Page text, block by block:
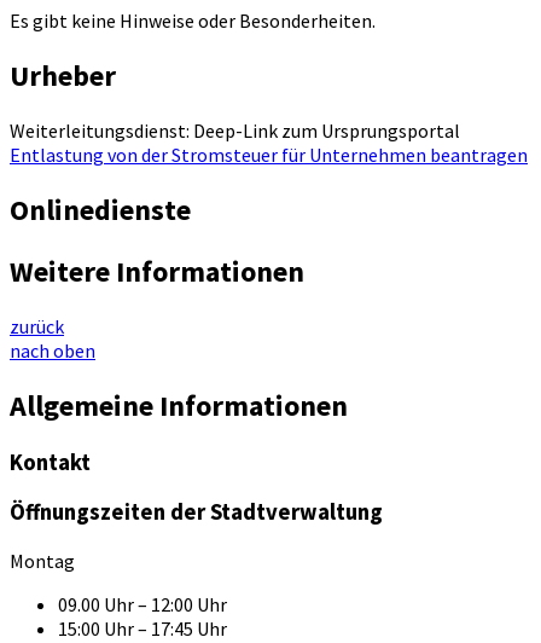
Es gibt keine Hinweise oder Besonderheiten.
Urheber
Weiterleitungsdienst: Deep-Link zum Ursprungsportal
Entlastung von der Stromsteuer für Unternehmen beantragen
Onlinedienste
Weitere Informationen
zurück
nach oben
Allgemeine Informationen
Kontakt
Öffnungszeiten der Stadtverwaltung
Montag
09.00 Uhr – 12:00 Uhr
15:00 Uhr – 17:45 Uhr